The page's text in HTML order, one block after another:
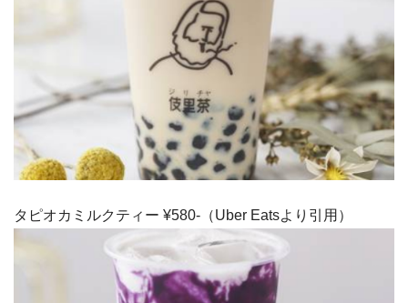
タピオカミルクティー ¥580-（Uber Eatsより引用）